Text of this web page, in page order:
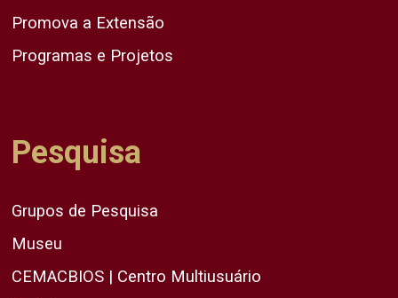
Promova a Extensão
Programas e Projetos
Pesquisa
Grupos de Pesquisa
Museu
CEMACBIOS | Centro Multiusuário